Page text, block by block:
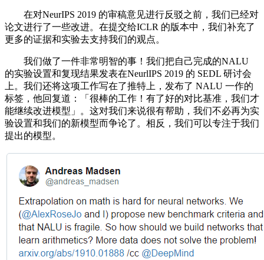
在对NeurIPS 2019 的审稿意见进行反驳之前，我们已经对
论文进行了一些改进。在提交给ICLR 的版本中，我们补充了
更多的证据和实验去支持我们的观点。
我们做了一件非常明智的事！我们把自己完成的NALU
的实验设置和复现结果发表在NeurlIPS 2019 的 SEDL 研讨会
上。我们还将这项工作写在了推特上，发布了 NALU 一作的
标签，他回复道：「很棒的工作！有了好的对比基准，我们才
能继续改进模型」。这对我们来说很有帮助，我们不必再为实
验设置和我们的新模型而争论了。相反，我们可以专注于我们
提出的模型。